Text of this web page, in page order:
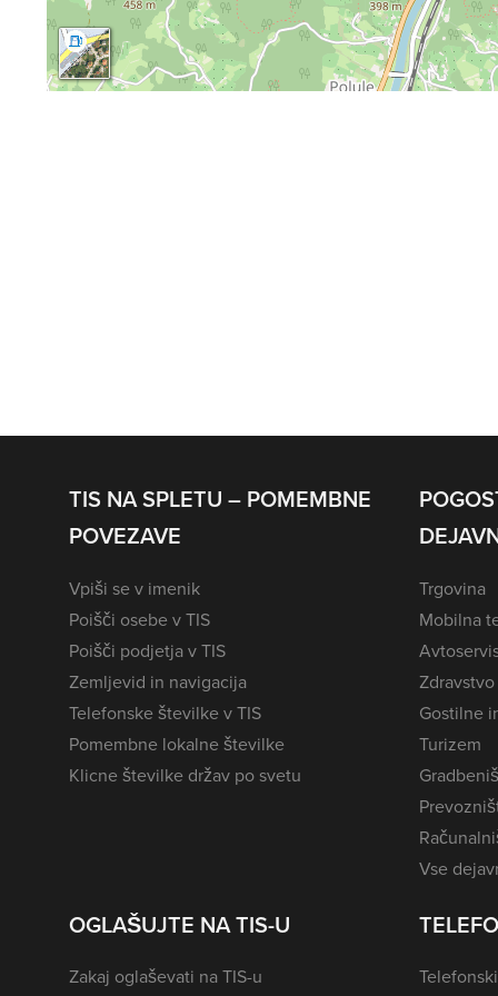
TIS NA SPLETU – POMEMBNE
POVEZAVE
Vpiši se v imenik
Poišči osebe v TIS
Poišči podjetja v TIS
Zemljevid in navigacija
Telefonske številke v TIS
Pomembne lokalne številke
Klicne številke držav po svetu
Trgovina
Mobilna
Zdravstvo
Gostilne
Turizem
Vse
OGLAŠUJTE NA TIS-U
Zakaj oglaševati na TIS-u